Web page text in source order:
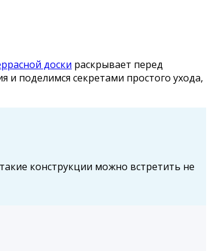
доски раскрывает перед
поделимся секретами простого ухода,
конструкции можно встретить не